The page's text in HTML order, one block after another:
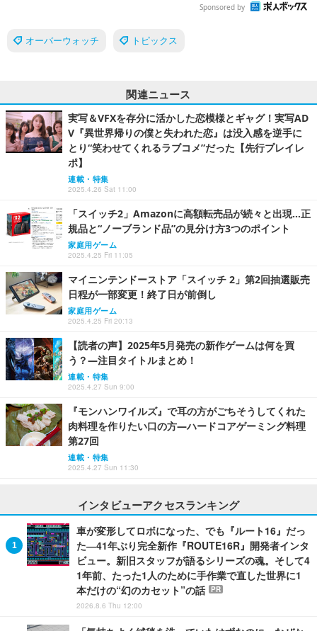
Sponsored by
オーバーウォッチ トピックス
関連ニュース
実写＆VFXを存分に活かした恋模様とギャグ！実写AD
V『異世界帰りの僕と失われた恋』は没入感を逆手に
とり“笑わせてくれるラブコメ”だった【先行プレイレ
ポ】
連載・特集
2025.4.26 Sat 11:00
「スイッチ2」Amazonに高額転売品が続々と出現…正
規品と“ノーブランド品”の見分け方3つのポイント
家庭用ゲーム
2025.4.25 Fri 11:05
マイニンテンドーストア「スイッチ 2」第2回抽選販売
日程が一部変更！終了日が前倒し
家庭用ゲーム
2025.4.25 Fri 20:13
【読者の声】2025年5月発売の新作ゲームは何を買
う？―注目タイトルまとめ！
連載・特集
2025.4.27 Sun 9:00
『モンハンワイルズ』で耳の方がごちそうしてくれた
肉料理を作りたい口の方―ハードコアゲーミング料理
第27回
連載・特集
2025.4.27 Sun 11:30
インタビューアクセスランキング
車が変形してロボになった、でも『ルート16』だっ
た―41年ぶり完全新作『ROUTE16R』開発者インタ
ビュー。新旧スタッフが語るシリーズの魂。そして4
1年前、たった1人のために手作業で直した世界に1
本だけの“幻のカセット”の話
PR
2026.8.6 Thu 12:00